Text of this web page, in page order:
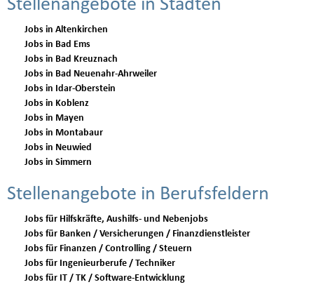
Stellenangebote in Städten
Jobs in Altenkirchen
Jobs in Bad Ems
Jobs in Bad Kreuznach
Jobs in Bad Neuenahr-Ahrweiler
Jobs in Idar-Oberstein
Jobs in Koblenz
Jobs in Mayen
Jobs in Montabaur
Jobs in Neuwied
Jobs in Simmern
Stellenangebote in Berufsfeldern
Jobs für Hilfskräfte, Aushilfs- und Nebenjobs
Jobs für Banken / Versicherungen / Finanzdienstleister
Jobs für Finanzen / Controlling / Steuern
Jobs für Ingenieurberufe / Techniker
Jobs für IT / TK / Software-Entwicklung